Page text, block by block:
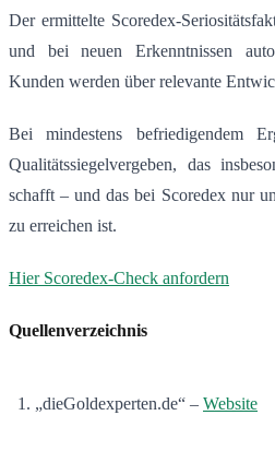
Der ermittelte Scoredex-
und bei neuen Erkenntnissen
Kunden werden über relevante
Bei mindestens befriedigendem
Qualitätssiegelvergeben, das
schafft – und das bei Scoredex nur
zu erreichen ist.
Hier Scoredex-Check anfordern
Quellenverzeichnis
„dieGoldexperten.de“ – Website